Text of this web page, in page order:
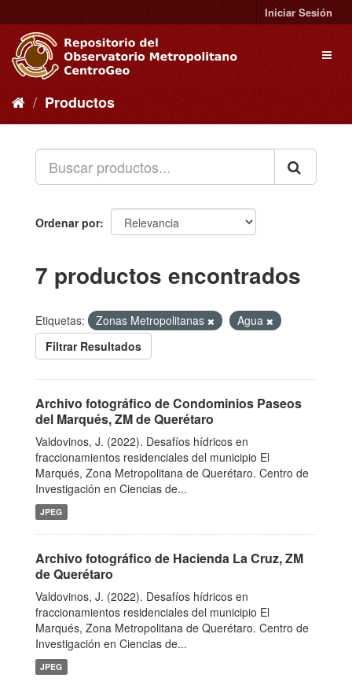
al
contenido
Iniciar Sesión
Productos
Ordenar por
7 productos encontrados
Etiquetas: Zonas Metropolitanas
Agua
Filtrar Resultados
Archivo fotográfico de Condominios Paseos
del Marqués, ZM de Querétaro
Valdovinos, J. (2022). Desafíos hídricos en
fraccionamientos residenciales del municipio El
Marqués, Zona Metropolitana de Querétaro. Centro de
Investigación en Ciencias de...
JPEG
Archivo fotográfico de Hacienda La Cruz, ZM
de Querétaro
Valdovinos, J. (2022). Desafíos hídricos en
fraccionamientos residenciales del municipio El
Marqués, Zona Metropolitana de Querétaro. Centro de
Investigación en Ciencias de...
JPEG